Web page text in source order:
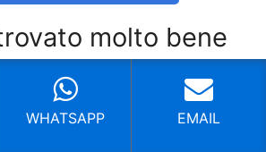
molto bene
molto bene
WHATSAPP EMAIL